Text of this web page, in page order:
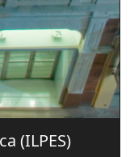
(ILPES)